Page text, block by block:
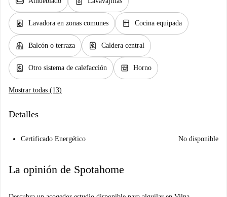
local_laundry_service Lavadora en zonas comunes kitchen Cocina equipada
balcony Balcón o terraza water_heater Caldera central
water_heater Otro sistema de calefacción oven_gen Horno
Mostrar todas (13)
Detalles
Certificado Energético No disponible
La opinión de Spotahome